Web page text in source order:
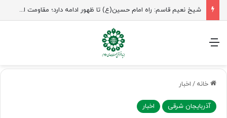
شیخ نعیم قاسم: راه امام حسین(ع) تا ظهور ادامه دارد؛ مقاومت از کربلا الهام می‌گیرد
منو
خانه / اخبار
آذربایجان شرقی اخبار